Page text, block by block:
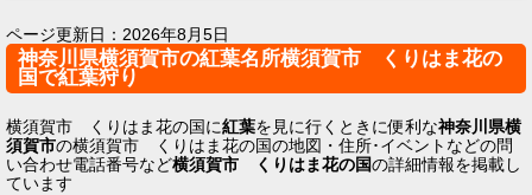
ページ更新日： 2026年8月5日
神奈川県横須賀市の紅葉名所横須賀市 くりはま花の
国で紅葉狩り
横須賀市 くりはま花の国に紅葉を見に行くときに便利な神奈川県横
須賀市の横須賀市 くりはま花の国の地図・住所･イベントなどの問
い合わせ電話番号など横須賀市 くりはま花の国の詳細情報を掲載し
ています